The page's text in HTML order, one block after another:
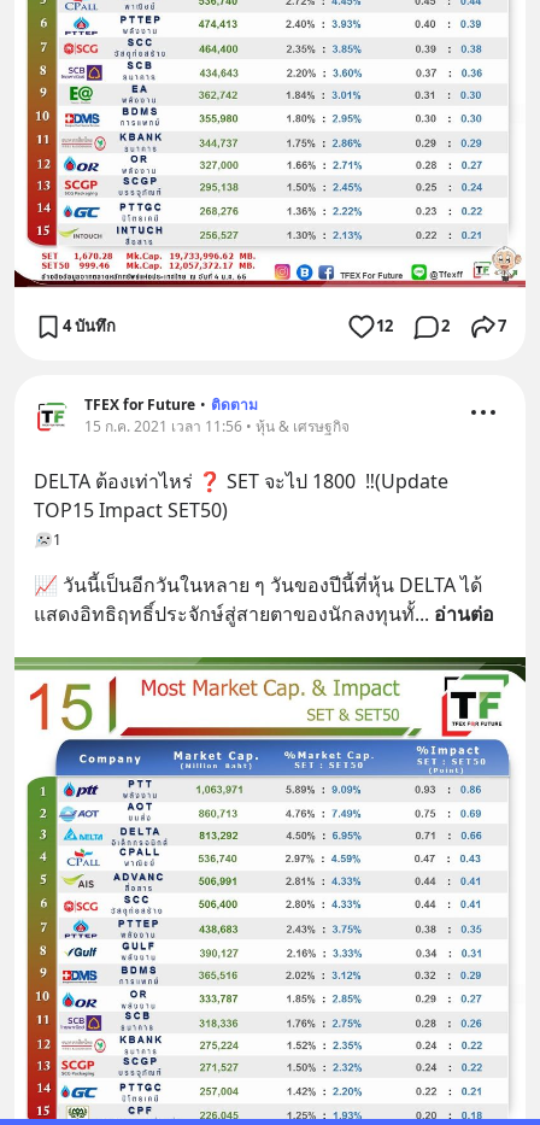
4 บันทึก 12 2 7
TFEX for Future • ติดตาม
15 ก.ค. 2021 เวลา 11:56 • หุ้น & เศรษฐกิจ
DELTA ต้องเท่าไหร่ ❓ SET จะไป 1800  ‼️(Update
TOP15 Impact SET50)
1
📈 วันนี้เป็นอีกวันในหลาย ๆ วันของปีนี้ที่หุ้น DELTA ได้
แสดงอิทธิฤทธิ์ประจักษ์สู่สายตาของนักลงทุนทั้... อ่านต่อ